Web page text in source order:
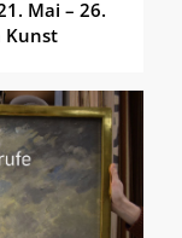
Mai – 26.
Kunst